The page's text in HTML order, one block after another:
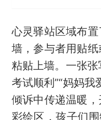
心灵驿站区域布
墙，参与者用贴
粘贴上墙。一张张
考试顺利”“妈妈我
倾诉中传递温暖
彩绘区，孩子们